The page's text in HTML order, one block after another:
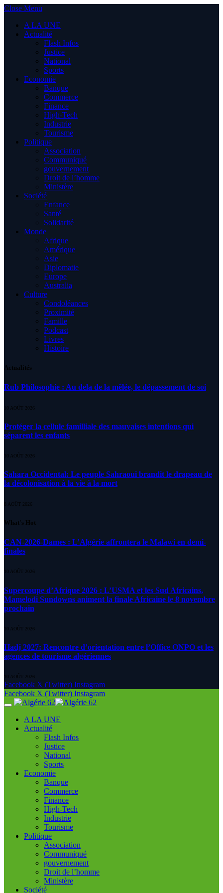
Close Menu
A LA UNE
Actualité
Flash Infos
Justice
National
Sports
Economie
Banque
Commerce
Finance
High-Tech
Industrie
Tourisme
Politique
Association
Communiqué
gouvernement
Droit de l’homme
Ministère
Société
Enfance
Santé
Solidarité
Monde
Afrique
Amérique
Asie
Diplomatie
Europe
Australia
Culture
Condoléances
Proximité
Famille
Podcast
Livres
Histoire
Actualités
Rub Philosophie : Au dela de la mêlée, le dépassement de soi
10 AOÛT 2026
Protéger la cellule familliale des mauvaises intentions qui
séparent les enfants
10 AOÛT 2026
Sahara Occidental: Le peuple Sahraoui brandit le drapeau de
la décolonisation à la vie à la mort
8 AOÛT 2026
What's Hot
CAN-2026-Dames : L’Algérie affrontera le Malawi en demi-
finales
10 AOÛT 2026
Supercoupe d’Afrique 2026 : L’USMA et les Sud Africains,
Mamelodi Sundowns animent la finale Africaine le 8 novembre
prochain
10 AOÛT 2026
Hadj 2027: Rencontre d’orientation entre l’Office ONPO et les
agences de tourisme algériennes
10 AOÛT 2026
Facebook X (Twitter) Instagram
Facebook X (Twitter) Instagram
A LA UNE
Actualité
Flash Infos
Justice
National
Sports
Economie
Banque
Commerce
Finance
High-Tech
Industrie
Tourisme
Politique
Association
Communiqué
gouvernement
Droit de l’homme
Ministère
Société